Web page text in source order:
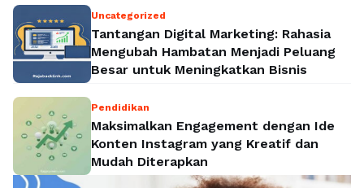
Uncategorized
Tantangan Digital Marketing: Rahasia
Mengubah Hambatan Menjadi Peluang
Besar untuk Meningkatkan Bisnis
Pendidikan
Maksimalkan Engagement dengan Ide
Konten Instagram yang Kreatif dan
Mudah Diterapkan